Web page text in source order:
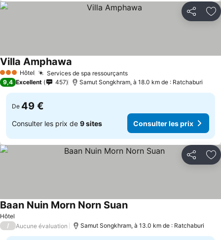
Partager
3 ÉtoilesHôtel Services de spa ressourçants
Villa Amphawa
9,4 Excellent 457 Samut Songkhram, à 18.0 km de : Ratchaburi
De 49 €
Consulter les prix de 9 sites Consulter les prix
Partager
Hôtel
Baan Nuin Morn Norn Suan
/ Aucune évaluation Samut Songkhram, à 13.0 km de : Ratchaburi